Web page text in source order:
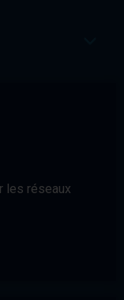
les réseaux